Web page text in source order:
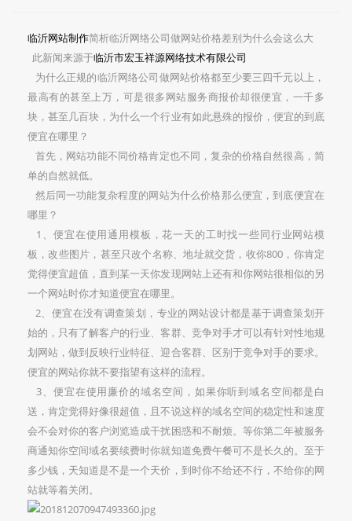
临沂网站制作简析临沂网络公司做网站价格差别为什么会这么大
此新闻来源于临沂市宏玉祥源网络技术有限公司
为什么正规的临沂网络公司做网站价格都至少要三四千元以上，
最高有的甚至上万，可是很多网站服务商报价却很便宜，一千多
块，甚至几百块，为什么一个行业有如此悬殊的报价，便宜的到底
便宜在哪里？
首先，网站功能不同价格肯定也不同，复杂的价格自然很高，简
单的自然就低。
然后同一功能复杂程度的网站为什么价格那么便宜，到底便宜在
哪里？
1、便宜在使用通用模板，花一天的工时找一些同行业网站模
板，改些图片，甚至只改个名称、地址就交货，收你800，你肯定
觉得便宜超值，直到某一天你发现网站上还有和你网站很相似的另
一个网站时你才知道便宜在哪里。
2、便宜在没有调查策划，专业的网站设计都是基于调查策划开
始的，只有了解客户的行业、客群、竞争对手才可以有针对性地规
划网站，做到反映行业特征、迎合客群、区别于竞争对手的要求。
便宜的网站你就不要指望有这样的流程。
3、便宜在使用廉价的域名空间，如果你听到域名空间都是白
送，肯定觉得好像很超值，且不说这样的域名空间的稳定性和速度
会不会对你的客户浏览造成干扰困惑和不耐烦。等你第二年被服务
商通知你空间域名要续费时你就知道免费午餐可不是长久的。至于
多少钱，天知道是不是一个天价，到时你不给还不行，不给你的网
站就等着关闭。